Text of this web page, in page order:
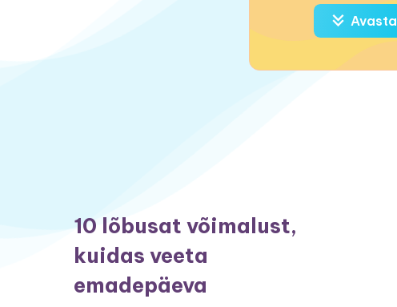
Avasta
10 lõbusat võimalust,
kuidas veeta
emadepäeva